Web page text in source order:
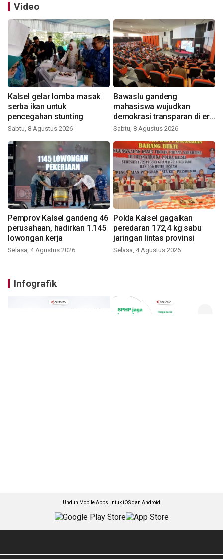
Video
Kalsel gelar lomba masak
serba ikan untuk
pencegahan stunting
Sabtu, 8 Agustus 2026
Bawaslu gandeng
mahasiswa wujudkan
demokrasi transparan di era
digital
Sabtu, 8 Agustus 2026
Pemprov Kalsel gandeng 46
perusahaan, hadirkan 1.145
lowongan kerja
Selasa, 4 Agustus 2026
Polda Kalsel gagalkan
peredaran 172,4 kg sabu
jaringan lintas provinsi
Selasa, 4 Agustus 2026
Infografik
Unduh Mobile Apps untuk iOS dan Android